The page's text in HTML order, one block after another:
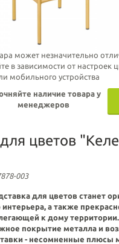
может незначительно
в зависимости от настроек
мобильного устройства
наличие товара у
менеджеров
цветов
003
для цветов станет
а также
к дому
покрытие металла и
- несомненные плюсы